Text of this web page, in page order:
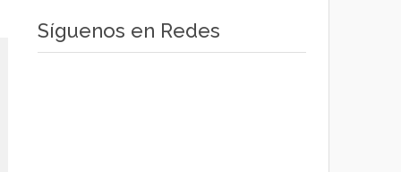
Síguenos en Redes